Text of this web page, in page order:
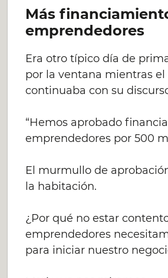
Más
emprendedores
Era otro típico día de
por la ventana mientras el
continuaba con su
“Hemos aprobado
emprendedores por 500
El murmullo de
la habitación.
¿Por qué no estar
emprendedores
para iniciar nuestro